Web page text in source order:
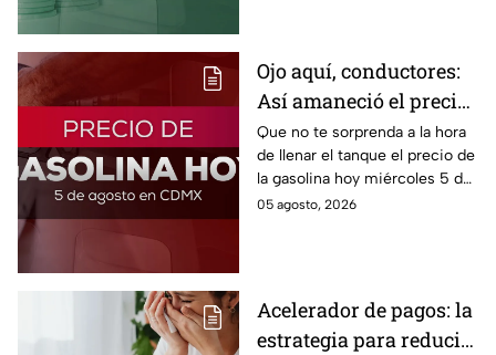
Ojo aquí, conductores:
Así amaneció el precio
de la gasolina HOY
Que no te sorprenda a la hora
de llenar el tanque el precio de
la gasolina hoy miércoles 5 de
agosto 2026; aquí te dejamos
05 agosto, 2026
Acelerador de pagos: la
estrategia para reducir